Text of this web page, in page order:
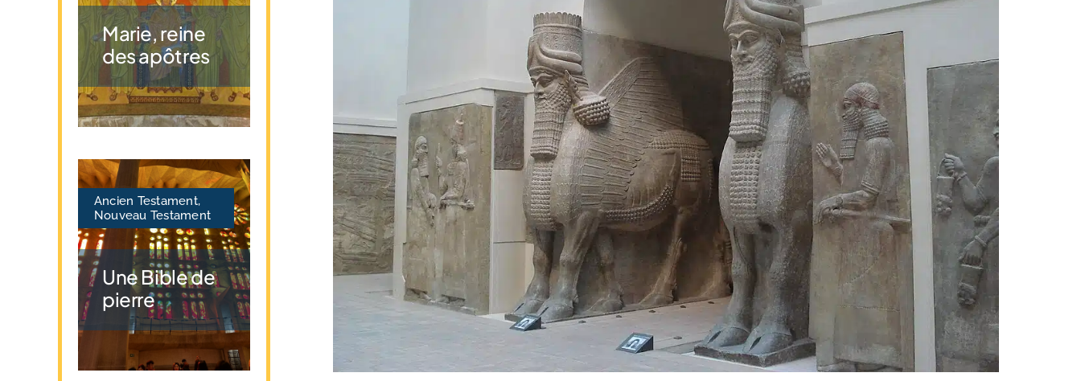
Marie, reine
des apôtres
Ancien Testament,
Nouveau Testament
Une Bible de
pierre